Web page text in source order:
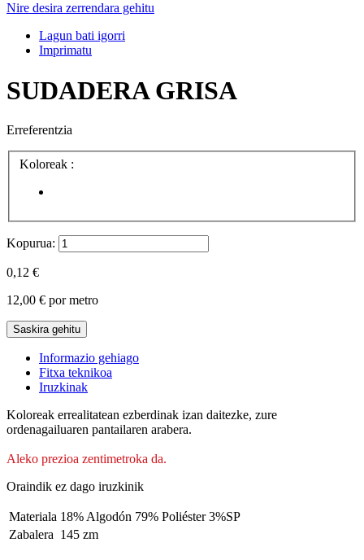
Nire desira zerrendara gehitu
Lagun bati igorri
Imprimatu
SUDADERA GRISA
Erreferentzia
Koloreak :
Kopurua:
0,12 €
12,00 € por metro
Saskira gehitu
Informazio gehiago
Fitxa teknikoa
Iruzkinak
Koloreak errealitatean ezberdinak izan daitezke, zure
ordenagailuaren pantailaren arabera.
Aleko prezioa zentimetroka da.
Oraindik ez dago iruzkinik
Materiala 18% Algodón 79% Poliéster 3%SP
Zabalera 145 zm